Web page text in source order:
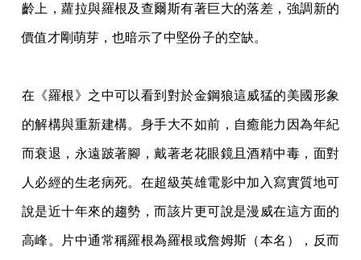
齡上，蘿拉與羅根及查爾斯有著巨大的落差，強調新的
價值才剛萌芽，也暗示了中堅份子的空缺。
在《羅根》之中可以看到對於金鋼狼這威猛的美國形象
的解構與重新建構。身手大不如前，自癒能力因為年紀
而衰退，永遠跛著腳，戴著老花眼鏡且酒精中毒，面對
人必經的生老病死。在超級英雄電影中加入寫實質地可
說是近十年來的趨勢，而該片更可說是漫威在這方面的
高峰。片中通常稱羅根為羅根或詹姆斯（本名），反而